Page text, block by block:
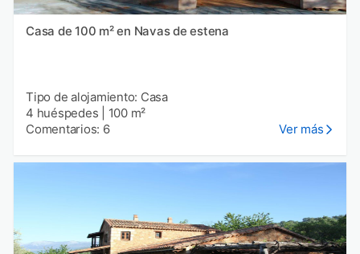
Casa de 100 m² en Navas de estena
Tipo de alojamiento: Casa
4 huéspedes
100 m²
Comentarios: 6
Ver más